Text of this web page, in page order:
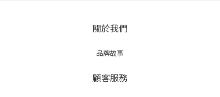
關於我們
品牌故事
顧客服務